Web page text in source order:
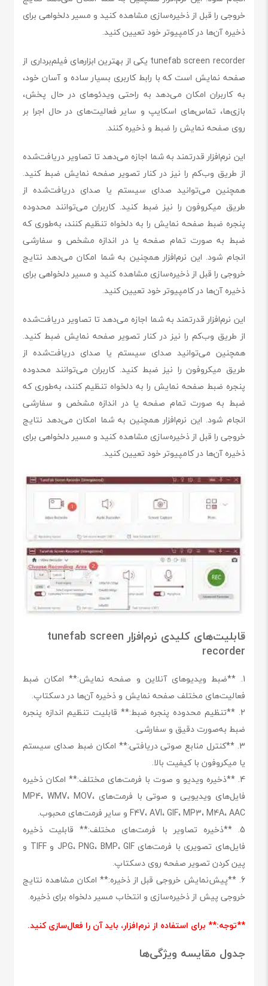
خروجی را قبل از ذخیره‌سازی مشاهده کنید و مسیر دلخواهی برای
ذخیره آن‌ها در کامپیوتر خود تعیین کنید.
tunefab screen recorder یکی از بهترین ابزارهای فیلم‌برداری از
صفحه نمایش است که با رابط کاربری بسیار ساده و آسان خود،
به کاربران امکان می‌دهد به راحتی ویدئوهای در حال پخش،
بازی‌ها، تماس‌های اسکایپ و سایر فعالیت‌های در حال اجرا بر
روی صفحه نمایش را ضبط و ذخیره کنند.
این نرم‌افزار قدرتمند به شما اجازه می‌دهد تا تصاویر دریافت‌شده
از طریق وب‌کم را نیز در کنار تصویر صفحه نمایش ضبط کنید.
همچنین می‌توانید صدای سیستم یا صدای دریافت‌شده از
طریق میکروفون را نیز ضبط کنید. کاربران می‌توانند محدوده
پنجره ضبط صفحه نمایش را به دلخواه تنظیم کنند، به‌طوری که
ضبط به صورت تمام صفحه یا در اندازه مشخص و سفارشی
انجام شود. این نرم‌افزار همچنین به شما امکان می‌دهد نتایج
خروجی را قبل از ذخیره‌سازی مشاهده کنید و مسیر دلخواهی برای
ذخیره آن‌ها در کامپیوتر خود تعیین کنید.
این نرم‌افزار قدرتمند به شما اجازه می‌دهد تا تصاویر دریافت‌شده
از طریق وب‌کم را نیز در کنار تصویر صفحه نمایش ضبط کنید.
همچنین می‌توانید صدای سیستم یا صدای دریافت‌شده از
طریق میکروفون را نیز ضبط کنید. کاربران می‌توانند محدوده
پنجره ضبط صفحه نمایش را به دلخواه تنظیم کنند، به‌طوری که
ضبط به صورت تمام صفحه یا در اندازه مشخص و سفارشی
انجام شود. این نرم‌افزار همچنین به شما امکان می‌دهد نتایج
خروجی را قبل از ذخیره‌سازی مشاهده کنید و مسیر دلخواهی برای
ذخیره آن‌ها در کامپیوتر خود تعیین کنید.
قابلیت‌های کلیدی نرم‌افزار tunefab screen
recorder
1. **ضبط ویدیوهای آنلاین و صفحه نمایش:** امکان ضبط
فعالیت‌های مختلف صفحه نمایش و ذخیره آن‌ها در دسکتاپ.
2. **تنظیم محدوده پنجره ضبط:** قابلیت تنظیم اندازه پنجره
ضبط به‌صورت دقیق و سفارشی.
3. **کنترل منابع صوتی دریافتی:** امکان ضبط صدای سیستم
یا میکروفون با کیفیت بالا.
4. **ذخیره ویدیو و صوت با فرمت‌های مختلف:** امکان ذخیره
فایل‌های ویدیویی و صوتی با فرمت‌های MP4، WMV، MOV،
F4V، AVI، GIF، MP3، M4A، AAC و سایر فرمت‌های محبوب.
5. **ذخیره تصاویر با فرمت‌های مختلف:** قابلیت ذخیره
فایل‌های تصویری با فرمت‌های JPG، PNG، BMP، GIF و TIFF و
پین کردن تصویر صفحه روی دسکتاپ.
6. **پیش‌نمایش خروجی قبل از ذخیره:** امکان مشاهده نتایج
خروجی پیش از ذخیره‌سازی و انتخاب مسیر دلخواه برای ذخیره.
**توجه:** برای استفاده از نرم‌افزار، باید آن را فعال‌سازی کنید.
جدول مقایسه ویژگی‌ها